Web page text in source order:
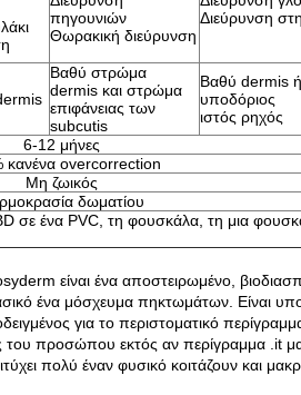
πηγουνιών
Θωρακική διεύρυνση
Διεύρυνση
Βαθύ στρώμα
dermis και στρώμα
επιφάνειας των
subcutis
Βαθύ dermis ή
υποδόριος
ιστός ρηχός
6-12 μήνες
κανένα overcorrection
Μη ζωικός
δωματίου
σε ένα PVC, τη φουσκάλα, τη μια
είναι ένα αποστειρωμένο,
ένα μόσχευμα πηκτωμάτων. Είναι
για το περιστοματικό
του προσώπου εκτός αν περίγραμμα .it
πολύ έναν φυσικό κοιτάζουν και